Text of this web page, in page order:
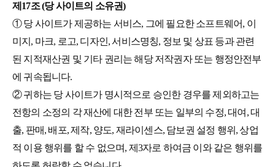
제17조 (당 사이트의 소유권)
① 당 사이트가 제공하는 서비스, 그에 필요한 소프트웨어, 이
미지, 마크, 로고, 디자인, 서비스명칭, 정보 및 상표 등과 관련
된 지적재산권 및 기타 권리는 해당 저작권자 또는 행정안전부
에 귀속됩니다.
② 귀하는 당 사이트가 명시적으로 승인한 경우를 제외하고는
전항의 소정의 각 재산에 대한 전부 또는 일부의 수정, 대여, 대
출, 판매, 배포, 제작, 양도, 재라이센스, 담보권 설정 행위, 상업
적 이용 행위를 할 수 없으며, 제3자로 하여금 이와 같은 행위를